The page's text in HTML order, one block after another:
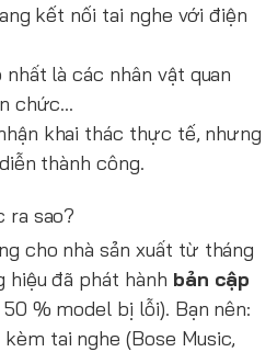
kết nối tai nghe với điện
nhất là các nhân vật quan
chức…
khai thác thực tế, nhưng
thành công.
ra sao?
cho nhà sản xuất từ tháng
đã phát hành bản cập
% model bị lỗi). Bạn nên:
tai nghe (Bose Music,